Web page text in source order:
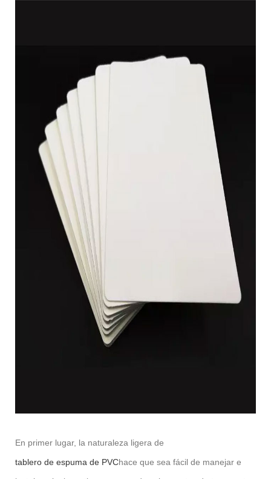
En primer lugar, la naturaleza ligera de
tablero de espuma de PVChace que sea fácil de manejar e